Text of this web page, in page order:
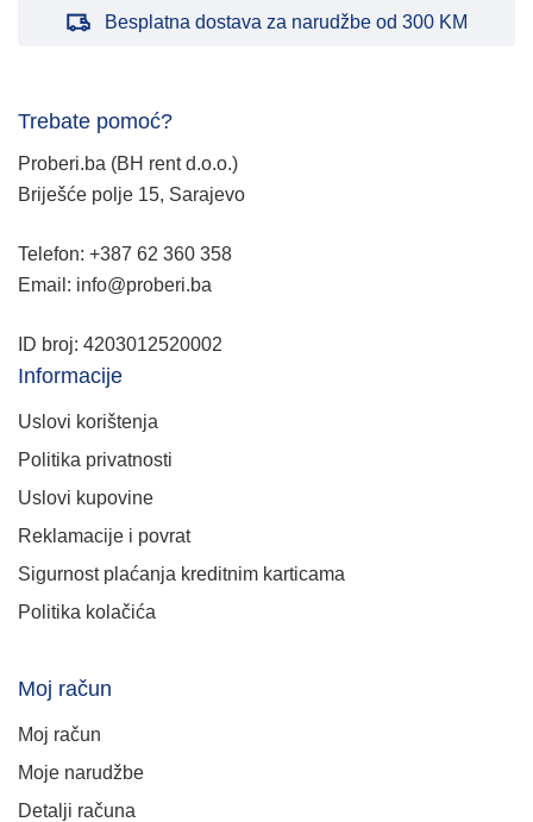
Besplatna dostava za narudžbe od 300 KM
Trebate pomoć?
Proberi.ba (BH rent d.o.o.)
Briješće polje 15, Sarajevo
Telefon: +387 62 360 358
Email: info@proberi.ba
ID broj: 4203012520002
Informacije
Uslovi korištenja
Politika privatnosti
Uslovi kupovine
Reklamacije i povrat
Sigurnost plaćanja kreditnim karticama
Politika kolačića
Moj račun
Moj račun
Moje narudžbe
Detalji računa